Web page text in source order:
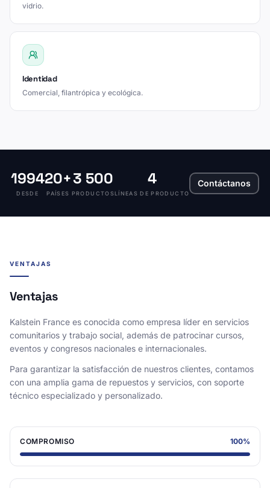
vidrio.
Identidad
Comercial, filantrópica y ecológica.
1994
DESDE
20+
PAÍSES
3 500
PRODUCTOS
4
LÍNEAS DE PRODUCTO
Contáctanos
VENTAJAS
Ventajas
Kalstein France es conocida como empresa líder en servicios
comunitarios y trabajo social, además de patrocinar cursos,
eventos y congresos nacionales e internacionales.
Para garantizar la satisfacción de nuestros clientes, contamos
con una amplia gama de repuestos y servicios, con soporte
técnico especializado y personalizado.
COMPROMISO 100%